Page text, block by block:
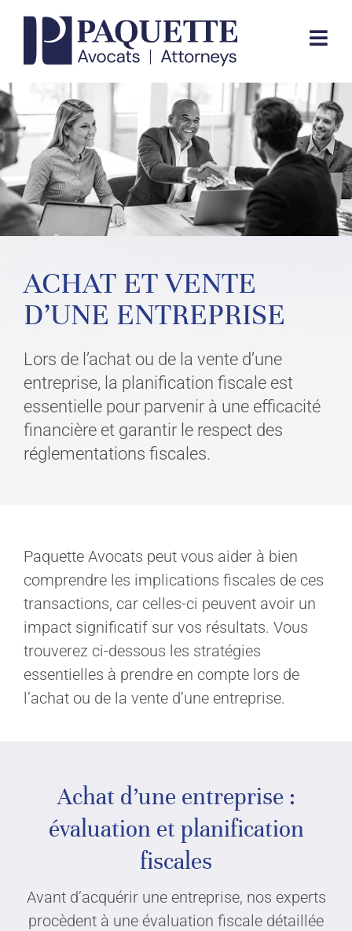
Skip
content
EXPERTISE JURIDIQUE
ÉQUIPE
CABINET
EN
ACHAT ET VENTE
D’UNE ENTREPRISE
Lors de l’achat ou de la vente d’une
entreprise, la planification fiscale est
essentielle pour parvenir à une efficacité
financière et garantir le respect des
réglementations fiscales.
Paquette Avocats peut vous aider à bien
comprendre les implications fiscales de ces
transactions, car celles-ci peuvent avoir un
impact significatif sur vos résultats. Vous
trouverez ci-dessous les stratégies
essentielles à prendre en compte lors de
l’achat ou de la vente d’une entreprise.
Achat d’une entreprise :
évaluation et planification
fiscales
Avant d’acquérir une entreprise, nos experts
procèdent à une évaluation fiscale détaillée